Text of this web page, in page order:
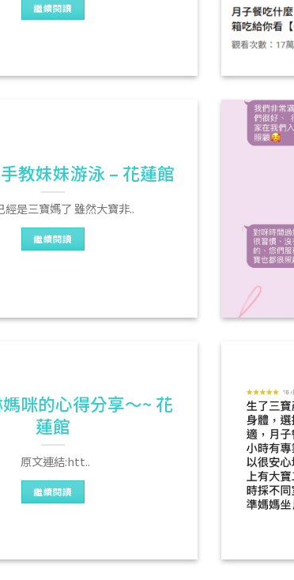
繼續閱讀
教妹妹游泳 – 花蓮館
經是三寶媽了 雖然大寶非..
繼續閱讀
咪的心得分享～~ 花
蓮館
原文連結:htt..
繼續閱讀